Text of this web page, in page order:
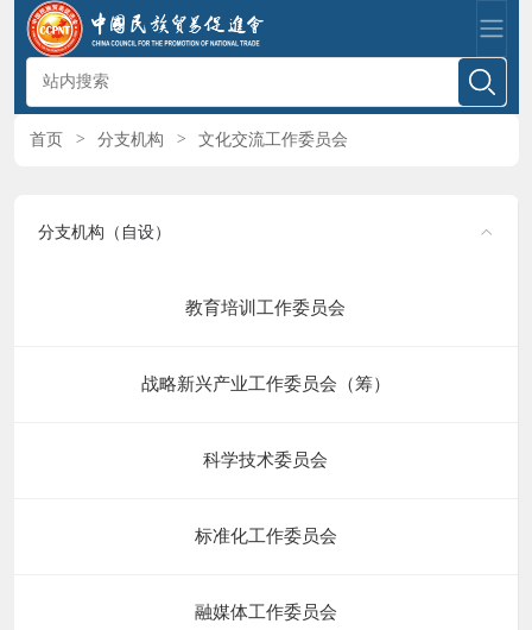
首页 > 分支机构 > 文化交流工作委员会
分支机构（自设）
教育培训工作委员会
战略新兴产业工作委员会（筹）
科学技术委员会
标准化工作委员会
融媒体工作委员会